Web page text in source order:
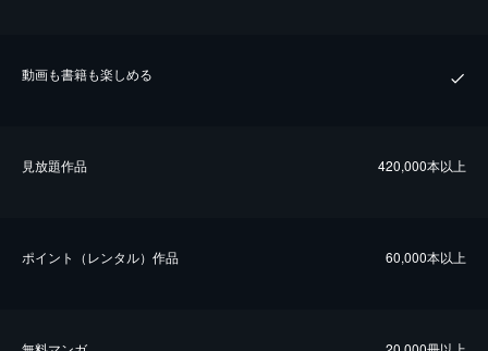
動画も書籍も楽しめる
⾒放題作品 420,000本以上
ポイント（レンタル）作品 60,000本以上